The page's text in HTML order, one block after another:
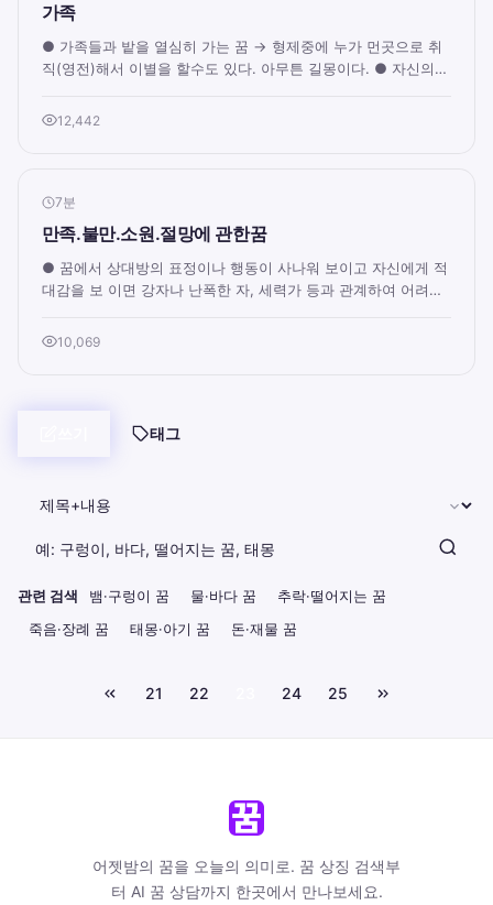
가족
● 가족들과 밭을 열심히 가는 꿈 → 형제중에 누가 먼곳으로 취
직(영전)해서 이별을 할수도 있다. 아무튼 길몽이다. ● 자신의
12,442
7분
만족.불만.소원.절망에 관한꿈
● 꿈에서 상대방의 표정이나 행동이 사나워 보이고 자신에게 적
대감을 보 이면 강자나 난폭한 자, 세력가 등과 관계하여 어려움
10,069
태그
관련 검색 뱀·구렁이 꿈 물·바다 꿈
추락·떨어지는 꿈
죽음·장례 꿈
태몽·아기 꿈 돈·재물 꿈
21 22 24 25
어젯밤의 꿈을 오늘의 의미로. 꿈 상징 검색부
터 AI 꿈 상담까지 한곳에서 만나보세요.